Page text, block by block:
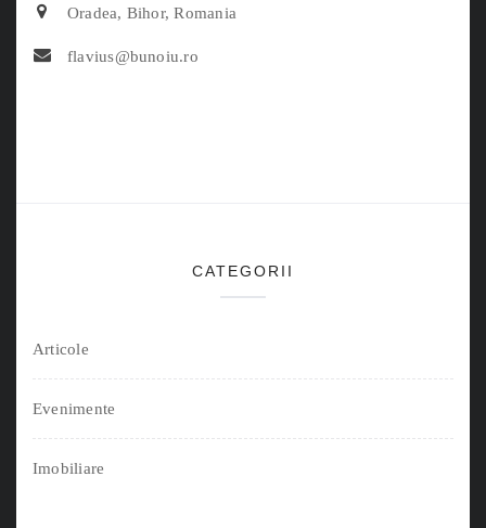
Oradea, Bihor, Romania
flavius@bunoiu.ro
CATEGORII
Articole
Evenimente
Imobiliare